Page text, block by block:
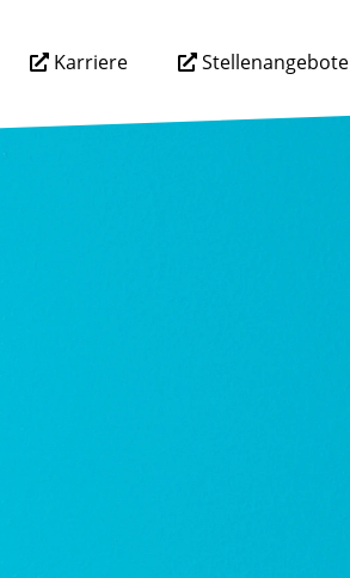
Karriere Stellenangebote